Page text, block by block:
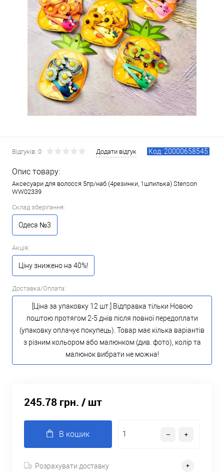
Відгуків: 0 Додати відгук Код: 20000658545
Опис товару:
Аксесуари для волосся 5пр/наб (4резинки, 1шпилька) Stenson
WW02339
Склад зберігання:
Одеса №3
Акція:
Ціну знижено на 40%!
Доставка/Оплата:
[Ціна за упаковку 12 шт.] Відправка тільки Новою
поштою протягом 2-5 днів після повної передоплати
(упаковку оплачує покупець). Товар має кілька варіантів
з різним кольором або малюнком (див. фото), колір та
малюнок вибрати не можна!
245.78 грн. / шт
В кошик
Розрахувати доставку